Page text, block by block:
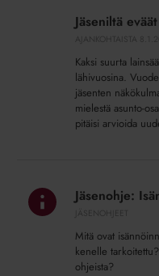
lakivaikuttamiseenJäseniltä
Kaksi suurta
lähivuosina.
jäsenten
mielestä asunto-
pitäisi arvioida
Isännöinnin
eettiset
ohjeet
Jäsenohje:
Mitä ovat
kenelle
ohjeista?